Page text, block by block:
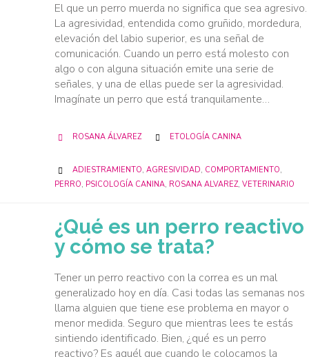
El que un perro muerda no significa que sea agresivo.
La agresividad, entendida como gruñido, mordedura,
elevación del labio superior, es una señal de
comunicación. Cuando un perro está molesto con
algo o con alguna situación emite una serie de
señales, y una de ellas puede ser la agresividad.
Imagínate un perro que está tranquilamente…
 ROSANA ÁLVAREZ  CATEGORY
ETOLOGÍA CANINA
 CATEGORY
ADIESTRAMIENTO, AGRESIVIDAD, COMPORTAMIENTO,
PERRO, PSICOLOGÍA CANINA, ROSANA ALVAREZ, VETERINARIO
¿Qué es un perro reactivo
y cómo se trata?
Tener un perro reactivo con la correa es un mal
generalizado hoy en día. Casi todas las semanas nos
llama alguien que tiene ese problema en mayor o
menor medida. Seguro que mientras lees te estás
sintiendo identificado. Bien, ¿qué es un perro
reactivo? Es aquél que cuando le colocamos la